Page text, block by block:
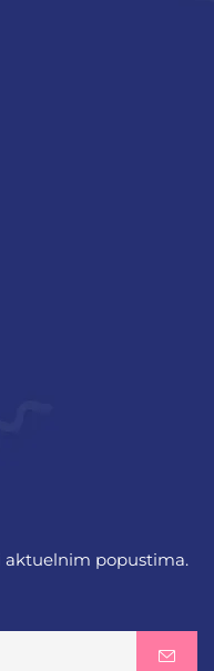
aktuelnim popustima.